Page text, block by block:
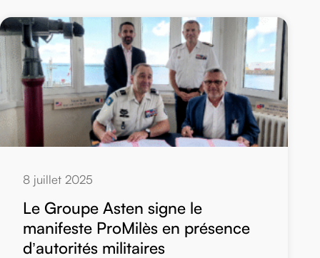
8 juillet 2025
Le Groupe Asten signe le
manifeste ProMilès en présence
d’autorités militaires